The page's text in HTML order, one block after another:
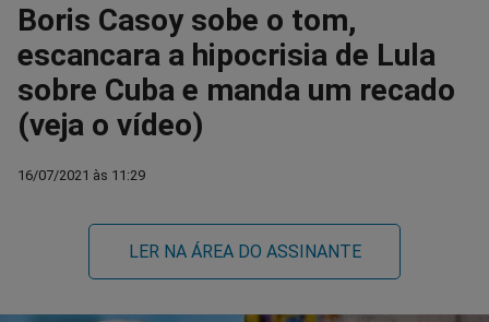
no
Facebook
no
Whatsapp
no
Twitter
no
Messenger
no
TelegramGettr
Boris Casoy sobe o tom,
escancara a hipocrisia de Lula
sobre Cuba e manda um recado
(veja o vídeo)
16/07/2021 às 11:29
LER NA ÁREA DO ASSINANTE